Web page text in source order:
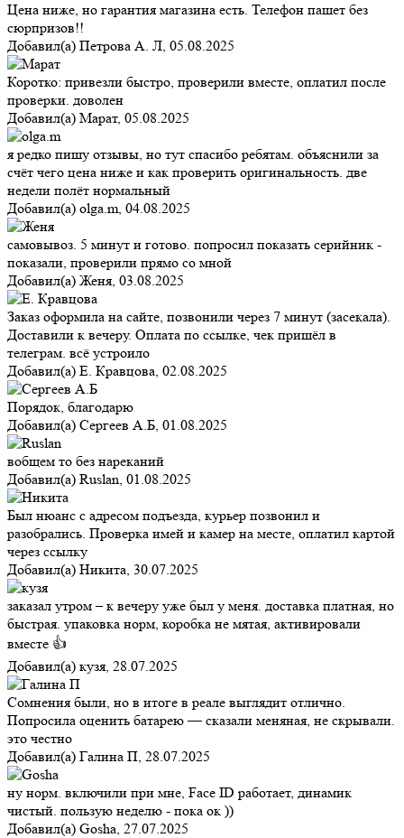
Цена ниже, но гарантия магазина есть. Телефон пашет без
сюрпризов!!
Добавил(а) Петрова А. Л, 05.08.2025
Коротко: привезли быстро, проверили вместе, оплатил после
проверки. доволен
Добавил(а) Марат, 05.08.2025
я редко пишу отзывы, но тут спасибо ребятам. объяснили за
счёт чего цена ниже и как проверить оригинальность. две
недели полёт нормальный
Добавил(а) olga.m, 04.08.2025
самовывоз. 5 минут и готово. попросил показать серийник -
показали, проверили прямо со мной
Добавил(а) Женя, 03.08.2025
Заказ оформила на сайте, позвонили через 7 минут (засекала).
Доставили к вечеру. Оплата по ссылке, чек пришёл в
телеграм. всё устроило
Добавил(а) Е. Кравцова, 02.08.2025
Порядок, благодарю
Добавил(а) Сергеев А.Б, 01.08.2025
вобщем то без нареканий
Добавил(а) Ruslan, 01.08.2025
Был нюанс с адресом подъезда, курьер позвонил и
разобрались. Проверка имей и камер на месте, оплатил картой
через ссылку
Добавил(а) Никита, 30.07.2025
заказал утром – к вечеру уже был у меня. доставка платная, но
быстрая. упаковка норм, коробка не мятая, активировали
вместе 👍
Добавил(а) кузя, 28.07.2025
Сомнения были, но в итоге в реале выглядит отлично.
Попросила оценить батарею — сказали меняная, не скрывали.
это честно
Добавил(а) Галина П, 28.07.2025
ну норм. включили при мне, Face ID работает, динамик
чистый. пользую неделю - пока ок ))
Добавил(а) Gosha, 27.07.2025